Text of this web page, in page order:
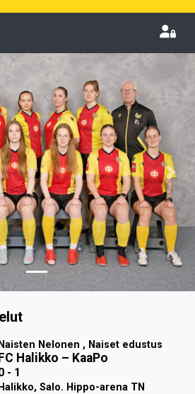
Naisten Nelonen , Naiset edustus
FC Halikko – KaaPo
- 1
Halikko, Salo. Hippo-arena TN